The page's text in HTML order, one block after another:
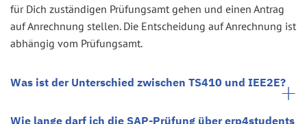
für Dich zuständigen Prüfungsamt gehen und einen Antrag
auf Anrechnung stellen. Die Entscheidung auf Anrechnung ist
abhängig vom Prüfungsamt.
Was ist der Unterschied zwischen TS410 und IEE2E?
Wie lange darf ich die SAP-Prüfung über erp4students